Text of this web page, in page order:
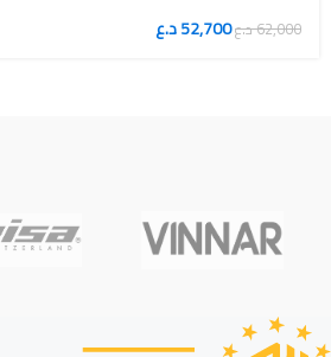
62,000د.ع52,700د.ع